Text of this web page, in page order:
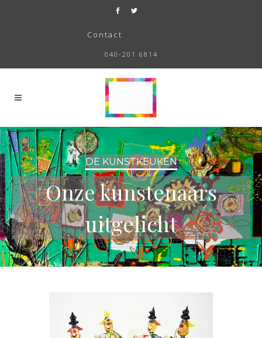
Contact
040-201 6814
DE KUNSTKEUKEN
Onze kunstenaars
uitgelicht